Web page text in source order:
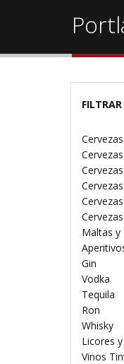
Maltas y
Gin
Vodka
Tequila
Ron
Whisky
Licores
Vinos